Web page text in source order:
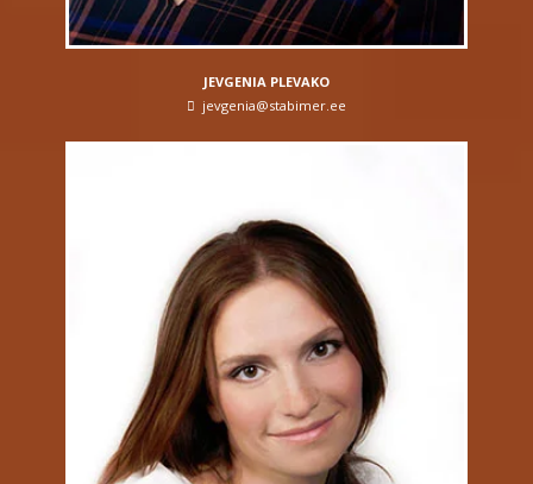
JEVGENIA PLEVAKO
jevgenia@stabimer.ee